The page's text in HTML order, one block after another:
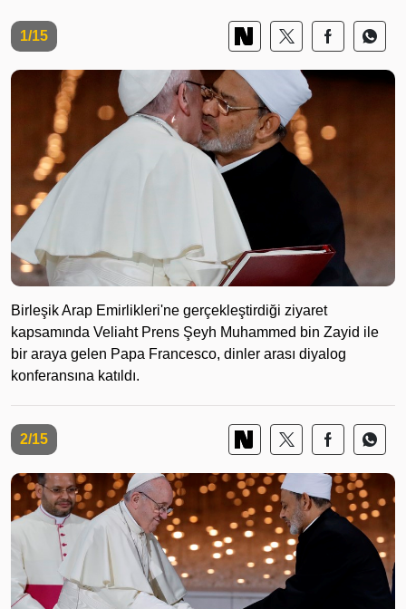
1/15
Birleşik Arap Emirlikleri'ne gerçekleştirdiği ziyaret
kapsamında Veliaht Prens Şeyh Muhammed bin Zayid ile
bir araya gelen Papa Francesco, dinler arası diyalog
konferansına katıldı.
2/15